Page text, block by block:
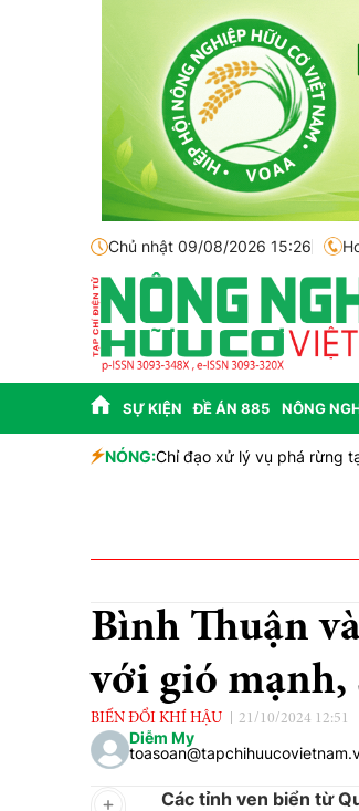
Chủ nhật 09/08/2026 15:26
SỰ KIỆN ĐỀ ÁN 885 NÔNG
NÓNG:Chỉ đạo xử lý vụ phá rừng
Bình Thuận
với gió mạnh,
BIẾN ĐỔI KHÍ HẬU 21/10/2024 12:51
Diễm My
Các tỉnh ven biển từ